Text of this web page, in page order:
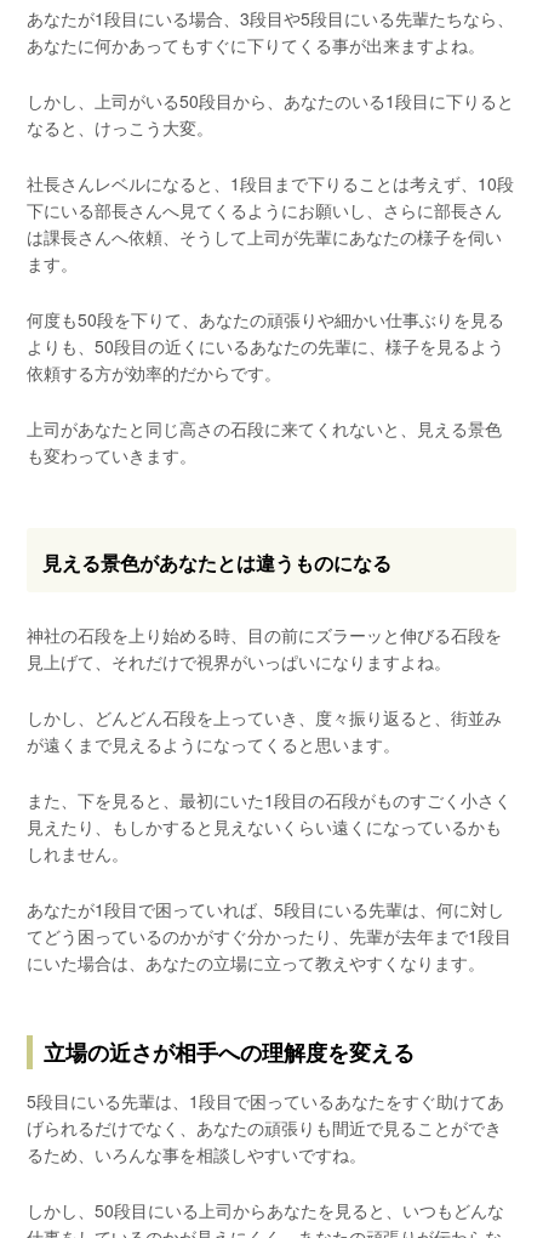
あなたが1段目にいる場合、3段目や5段目にいる先輩たちなら、
あなたに何かあってもすぐに下りてくる事が出来ますよね。
しかし、上司がいる50段目から、あなたのいる1段目に下りると
なると、けっこう大変。
社長さんレベルになると、1段目まで下りることは考えず、10段
下にいる部長さんへ見てくるようにお願いし、さらに部長さん
は課長さんへ依頼、そうして上司が先輩にあなたの様子を伺い
ます。
何度も50段を下りて、あなたの頑張りや細かい仕事ぶりを見る
よりも、50段目の近くにいるあなたの先輩に、様子を見るよう
依頼する方が効率的だからです。
上司があなたと同じ高さの石段に来てくれないと、見える景色
も変わっていきます。
見える景色があなたとは違うものになる
神社の石段を上り始める時、目の前にズラーッと伸びる石段を
見上げて、それだけで視界がいっぱいになりますよね。
しかし、どんどん石段を上っていき、度々振り返ると、街並み
が遠くまで見えるようになってくると思います。
また、下を見ると、最初にいた1段目の石段がものすごく小さく
見えたり、もしかすると見えないくらい遠くになっているかも
しれません。
あなたが1段目で困っていれば、5段目にいる先輩は、何に対し
てどう困っているのかがすぐ分かったり、先輩が去年まで1段目
にいた場合は、あなたの立場に立って教えやすくなります。
立場の近さが相手への理解度を変える
5段目にいる先輩は、1段目で困っているあなたをすぐ助けてあ
げられるだけでなく、あなたの頑張りも間近で見ることができ
るため、いろんな事を相談しやすいですね。
しかし、50段目にいる上司からあなたを見ると、いつもどんな